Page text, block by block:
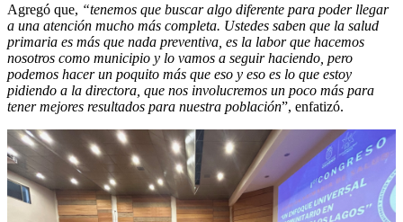
Agregó que, “tenemos que buscar algo diferente para poder llegar
a una atención mucho más completa. Ustedes saben que la salud
primaria es más que nada preventiva, es la labor que hacemos
nosotros como municipio y lo vamos a seguir haciendo, pero
podemos hacer un poquito más que eso y eso es lo que estoy
pidiendo a la directora, que nos involucremos un poco más para
tener mejores resultados para nuestra población”, enfatizó.